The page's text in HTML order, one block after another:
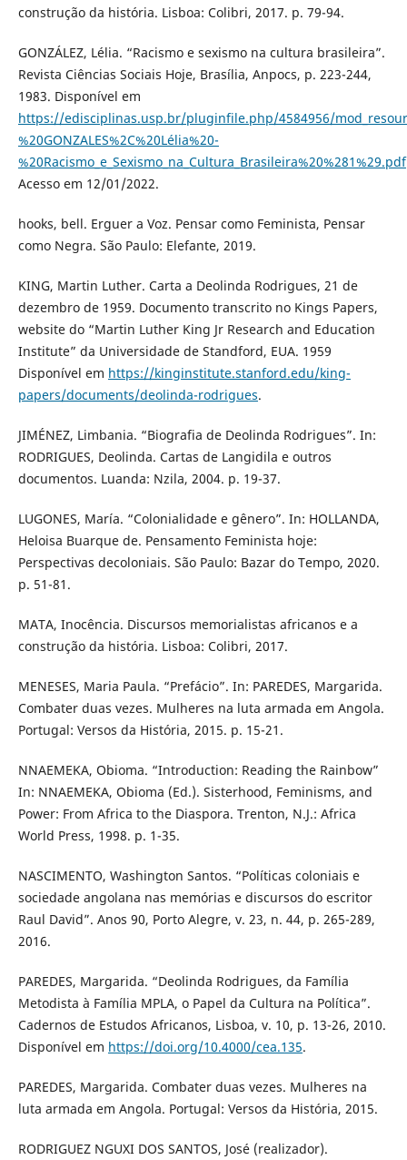
construção da história. Lisboa: Colibri, 2017. p. 79-94.
GONZÁLEZ, Lélia. “Racismo e sexismo na cultura brasileira”.
Revista Ciências Sociais Hoje, Brasília, Anpocs, p. 223-244,
1983. Disponível em
https://edisciplinas.usp.br/pluginfile.php/4584956/
%20GONZALES%2C%20Lélia%20-
%20Racismo_e_Sexismo_na_Cultura_Brasileira%20%281%29.pdf
Acesso em 12/01/2022.
hooks, bell. Erguer a Voz. Pensar como Feminista, Pensar
como Negra. São Paulo: Elefante, 2019.
KING, Martin Luther. Carta a Deolinda Rodrigues, 21 de
dezembro de 1959. Documento transcrito no Kings Papers,
website do “Martin Luther King Jr Research and Education
Institute” da Universidade de Standford, EUA. 1959
Disponível em https://kinginstitute.stanford.edu/king-
papers/documents/deolinda-rodrigues.
JIMÉNEZ, Limbania. “Biografia de Deolinda Rodrigues”. In:
RODRIGUES, Deolinda. Cartas de Langidila e outros
documentos. Luanda: Nzila, 2004. p. 19-37.
LUGONES, María. “Colonialidade e gênero”. In: HOLLANDA,
Heloisa Buarque de. Pensamento Feminista hoje:
Perspectivas decoloniais. São Paulo: Bazar do Tempo, 2020.
p. 51-81.
MATA, Inocência. Discursos memorialistas africanos e a
construção da história. Lisboa: Colibri, 2017.
MENESES, Maria Paula. “Prefácio”. In: PAREDES, Margarida.
Combater duas vezes. Mulheres na luta armada em Angola.
Portugal: Versos da História, 2015. p. 15-21.
NNAEMEKA, Obioma. “Introduction: Reading the Rainbow”
In: NNAEMEKA, Obioma (Ed.). Sisterhood, Feminisms, and
Power: From Africa to the Diaspora. Trenton, N.J.: Africa
World Press, 1998. p. 1-35.
NASCIMENTO, Washington Santos. “Políticas coloniais e
sociedade angolana nas memórias e discursos do escritor
Raul David”. Anos 90, Porto Alegre, v. 23, n. 44, p. 265-289,
2016.
PAREDES, Margarida. “Deolinda Rodrigues, da Família
Metodista à Família MPLA, o Papel da Cultura na Política”.
Cadernos de Estudos Africanos, Lisboa, v. 10, p. 13-26, 2010.
Disponível em https://doi.org/10.4000/cea.135.
PAREDES, Margarida. Combater duas vezes. Mulheres na
luta armada em Angola. Portugal: Versos da História, 2015.
RODRIGUEZ NGUXI DOS SANTOS, José (realizador).